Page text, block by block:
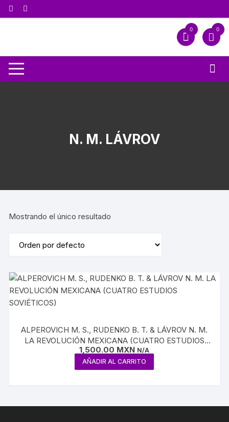
0 0
N. M. LÁVROV
Mostrando el único resultado
ALPEROVICH M. S., RUDENKO B. T. & LÁVROV N. M.
LA REVOLUCIÓN MEXICANA (CUATRO ESTUDIOS
SOVIÉTICOS)
1,500.00 MXN N/A
AÑADIR AL CARRITO